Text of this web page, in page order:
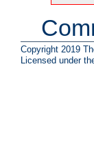
Copyright 2019
Licensed under